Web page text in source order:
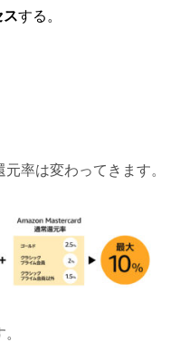
スする。
率は変わってきます。